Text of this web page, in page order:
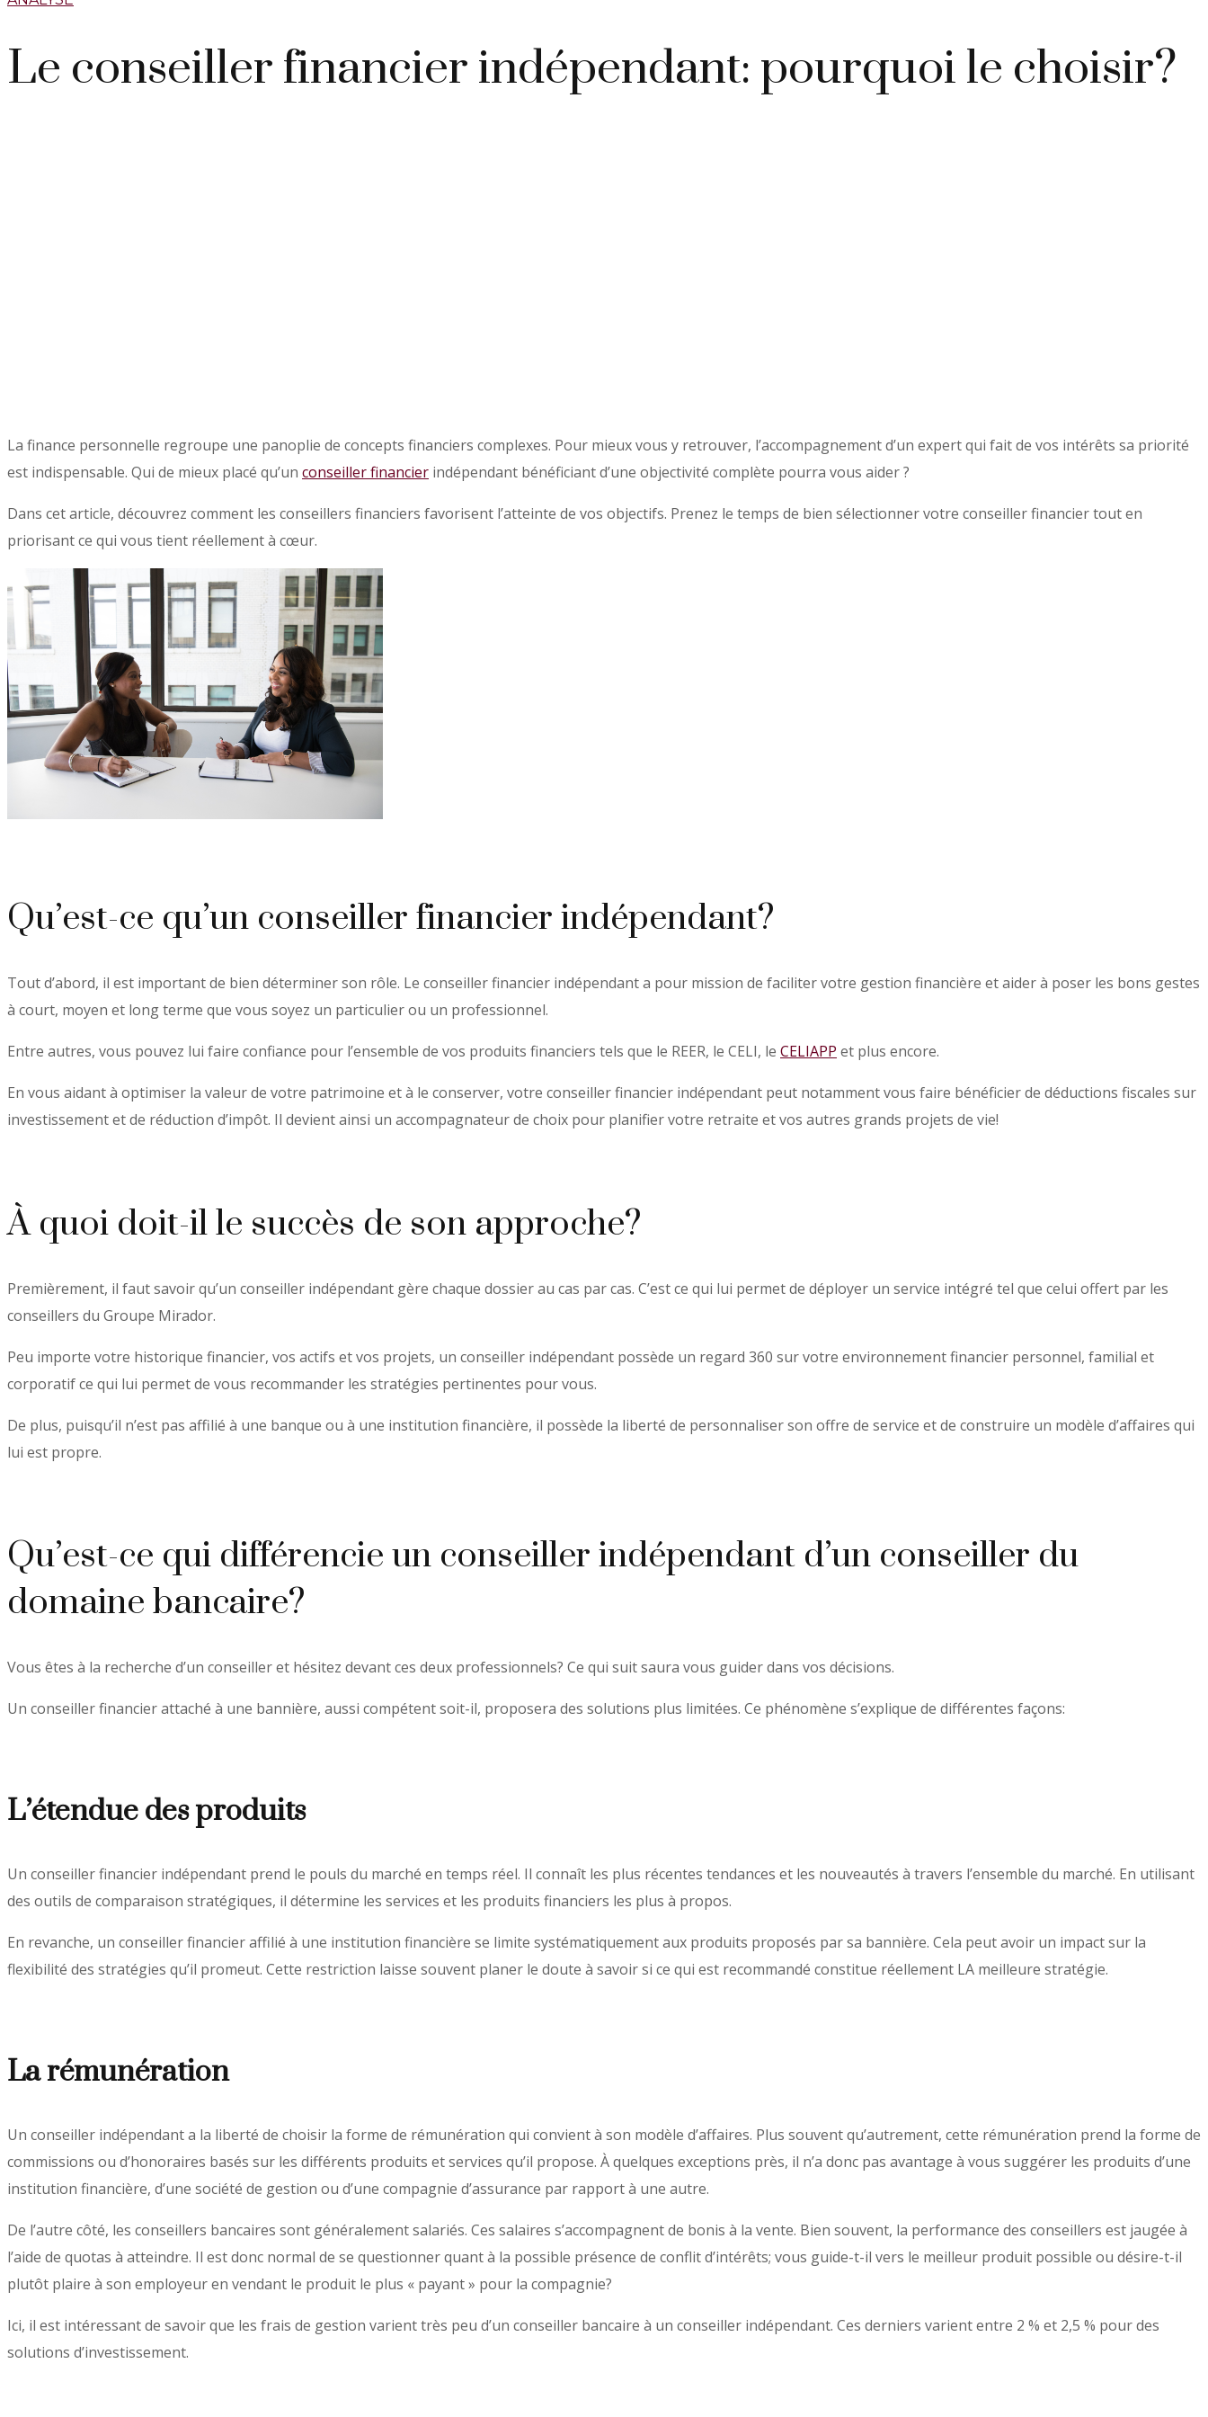
Le conseiller financier indépendant: pourquoi le choisir?
La finance personnelle regroupe une panoplie de concepts financiers complexes. Pour mieux vous y retrouver, l’accompagnement d’un expert qui fait de vos intérêts sa priorité
est indispensable. Qui de mieux placé qu’un conseiller financier indépendant bénéficiant d’une objectivité complète pourra vous aider ?
Dans cet article, découvrez comment les conseillers financiers favorisent l’atteinte de vos objectifs. Prenez le temps de bien sélectionner votre conseiller financier tout en
priorisant ce qui vous tient réellement à cœur.
Qu’est-ce qu’un conseiller financier indépendant?
Tout d’abord, il est important de bien déterminer son rôle. Le conseiller financier indépendant a pour mission de faciliter votre gestion financière et aider à poser les bons gestes
à court, moyen et long terme que vous soyez un particulier ou un professionnel.
Entre autres, vous pouvez lui faire confiance pour l’ensemble de vos produits financiers tels que le REER, le CELI, le CELIAPP et plus encore.
En vous aidant à optimiser la valeur de votre patrimoine et à le conserver, votre conseiller financier indépendant peut notamment vous faire bénéficier de déductions fiscales sur
investissement et de réduction d’impôt. Il devient ainsi un accompagnateur de choix pour planifier votre retraite et vos autres grands projets de vie!
À quoi doit-il le succès de son approche?
Premièrement, il faut savoir qu’un conseiller indépendant gère chaque dossier au cas par cas. C’est ce qui lui permet de déployer un service intégré tel que celui offert par les
conseillers du Groupe Mirador.
Peu importe votre historique financier, vos actifs et vos projets, un conseiller indépendant possède un regard 360 sur votre environnement financier personnel, familial et
corporatif ce qui lui permet de vous recommander les stratégies pertinentes pour vous.
De plus, puisqu’il n’est pas affilié à une banque ou à une institution financière, il possède la liberté de personnaliser son offre de service et de construire un modèle d’affaires qui
lui est propre.
Qu’est-ce qui différencie un conseiller indépendant d’un conseiller du
domaine bancaire?
Vous êtes à la recherche d’un conseiller et hésitez devant ces deux professionnels? Ce qui suit saura vous guider dans vos décisions.
Un conseiller financier attaché à une bannière, aussi compétent soit-il, proposera des solutions plus limitées. Ce phénomène s’explique de différentes façons:
L’étendue des produits
Un conseiller financier indépendant prend le pouls du marché en temps réel. Il connaît les plus récentes tendances et les nouveautés à travers l’ensemble du marché. En utilisant
des outils de comparaison stratégiques, il détermine les services et les produits financiers les plus à propos.
En revanche, un conseiller financier affilié à une institution financière se limite systématiquement aux produits proposés par sa bannière. Cela peut avoir un impact sur la
flexibilité des stratégies qu’il promeut. Cette restriction laisse souvent planer le doute à savoir si ce qui est recommandé constitue réellement LA meilleure stratégie.
La rémunération
Un conseiller indépendant a la liberté de choisir la forme de rémunération qui convient à son modèle d’affaires. Plus souvent qu’autrement, cette rémunération prend la forme de
commissions ou d’honoraires basés sur les différents produits et services qu’il propose. À quelques exceptions près, il n’a donc pas avantage à vous suggérer les produits d’une
institution financière, d’une société de gestion ou d’une compagnie d’assurance par rapport à une autre.
De l’autre côté, les conseillers bancaires sont généralement salariés. Ces salaires s’accompagnent de bonis à la vente. Bien souvent, la performance des conseillers est jaugée à
l’aide de quotas à atteindre. Il est donc normal de se questionner quant à la possible présence de conflit d’intérêts; vous guide-t-il vers le meilleur produit possible ou désire-t-il
plutôt plaire à son employeur en vendant le produit le plus « payant » pour la compagnie?
Ici, il est intéressant de savoir que les frais de gestion varient très peu d’un conseiller bancaire à un conseiller indépendant. Ces derniers varient entre 2 % et 2,5 % pour des
solutions d’investissement.